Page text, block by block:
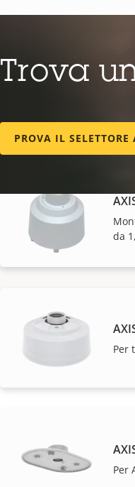
da
Per
Per
Trova
PROVA IL SELETTORE
Le